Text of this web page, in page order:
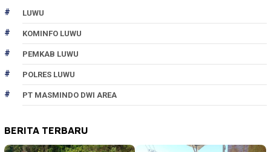
LUWU
KOMINFO LUWU
PEMKAB LUWU
POLRES LUWU
PT MASMINDO DWI AREA
BERITA TERBARU